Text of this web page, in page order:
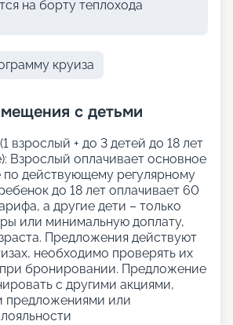
на борту теплохода
круиза
с детьми
взрослый + до 3 детей до 18 лет
Взрослый оплачивает основное
по действующему регулярному
до 18 лет оплачивает 60
а другие дети – только
или минимальную доплату,
Предложения действуют
необходимо проверять их
при бронировании. Предложение
с другими акциями,
предложениями или